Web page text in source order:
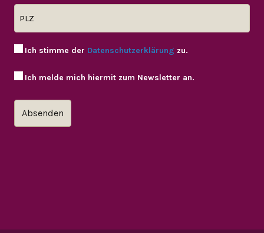
Ich stimme der Datenschutzerklärung zu.
Ich melde mich hiermit zum Newsletter an.